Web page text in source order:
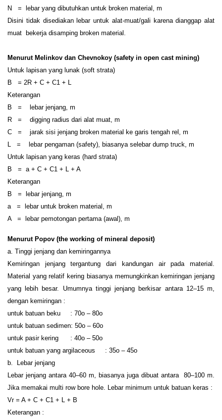
N = lebar yang dibutuhkan untuk broken material, m
Disini tidak disediakan lebar untuk alat-muat/gali karena dianggap alat
muat bekerja disamping broken material.
Menurut Melinkov dan Chevnokoy (safety in open cast mining)
Untuk lapisan yang lunak (soft strata)
B = 2R + C + C1 + L
Keterangan
B = lebar jenjang, m
R = digging radius dari alat muat, m
C = jarak sisi jenjang broken material ke garis tengah rel, m
L = lebar pengaman (safety), biasanya selebar dump truck, m
Untuk lapisan yang keras (hard strata)
B = a + C + C1 + L + A
Keterangan
B = lebar jenjang, m
a = lebar untuk broken material, m
A = lebar pemotongan pertama (awal), m
Menurut Popov (the working of mineral deposit)
a. Tinggi jenjang dan kemiringannya
Kemiringan jenjang tergantung dari kandungan air pada material.
Material yang relatif kering biasanya memungkinkan kemiringan jenjang
yang lebih besar. Umumnya tinggi jenjang berkisar antara 12–15 m,
dengan kemiringan :
untuk batuan beku : 70o – 80o
untuk batuan sedimen: 50o – 60o
untuk pasir kering : 40o – 50o
untuk batuan yang argilaceous : 35o – 45o
b. Lebar jenjang
Lebar jenjang antara 40–60 m, biasanya juga dibuat antara 80–100 m.
Jika memakai multi row bore hole. Lebar minimum untuk batuan keras :
Vr = A + C + C1 + L + B
Keterangan :